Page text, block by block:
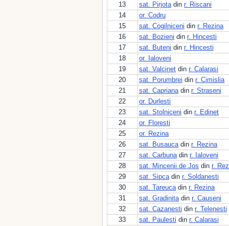
13
sat. Pirjotadin r. Riscani
14
or. Codru
15
sat. Cogilniceni din r. Rezina
16
sat. Bozieni din r. Hincesti
17
sat. Buteni din r. Hincesti
18
or. Ialoveni
19
sat. Valcinet din r. Calarasi
20
sat. Porumbrei din r. Cimislia
21
sat. Caprianadin r. Straseni
22
or. Durlesti
23
sat. Stolniceni din r. Edinet
24
or. Floresti
25
or. Rezina
26
sat. Busaucadin r. Rezina
27
sat. Carbunadin r. Ialoveni
28
sat. Mincenii de Jos din r.
29
sat. Sipcadin r. Soldanesti
30
sat. Tareucadin r. Rezina
31
sat. Gradinitadin r. Causeni
32
sat. Cazanesti din r. Telenesti
33
sat. Paulesti din r. Calarasi